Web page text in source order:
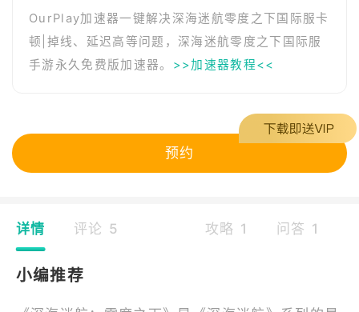
OurPlay加速器一键解决深海迷航零度之下国际服卡
顿|掉线、延迟高等问题，深海迷航零度之下国际服
手游永久免费版加速器。 >>加速器教程<<
预约
详情 评论 5 攻略 1 问答 1
小编推荐